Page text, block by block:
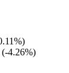
(-4.26%)